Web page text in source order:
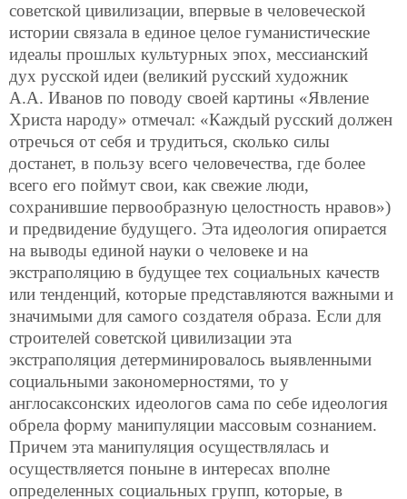
советской цивилизации, впервые в человеческой
истории связала в единое целое гуманистические
идеалы прошлых культурных эпох, мессианский
дух русской идеи (великий русский художник
А.А. Иванов по поводу своей картины «Явление
Христа народу» отмечал: «Каждый русский должен
отречься от себя и трудиться, сколько силы
достанет, в пользу всего человечества, где более
всего его поймут свои, как свежие люди,
сохранившие первообразную целостность нравов»)
и предвидение будущего. Эта идеология опирается
на выводы единой науки о человеке и на
экстраполяцию в будущее тех социальных качеств
или тенденций, которые представляются важными и
значимыми для самого создателя образа. Если для
строителей советской цивилизации эта
экстраполяция детерминировалось выявленными
социальными закономерностями, то у
англосаксонских идеологов сама по себе идеология
обрела форму манипуляции массовым сознанием.
Причем эта манипуляция осуществлялась и
осуществляется поныне в интересах вполне
определенных социальных групп, которые, в